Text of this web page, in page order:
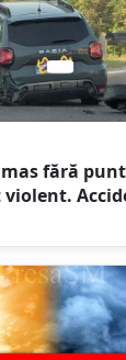
fără
din